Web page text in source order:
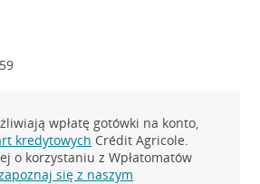
wpłatę gotówki na konto,
kredytowych Crédit Agricole.
o korzystaniu z Wpłatomatów
się z naszym